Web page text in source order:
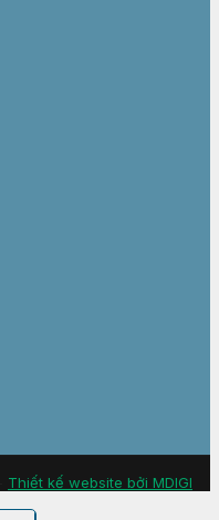
Thiết kế website bởi MDIGI